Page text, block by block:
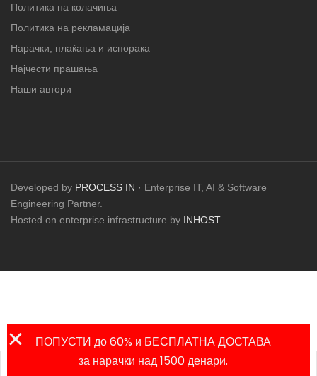
Политика на колачиња
Политика на рекламација
Нарачки, плаќања и испорака
Најчести прашања
Наши автори
Developed by PROCESS IN · Enterprise IT, AI & Software
Engineering Partner.
Hosted on enterprise infrastructure by INHOST.
ПОПУСТИ до 60% и БЕСПЛАТНА ДОСТАВА
за нарачки над 1500 денари.